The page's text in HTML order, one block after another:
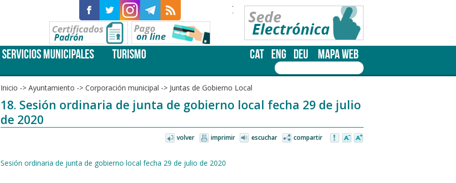
-
-
SERVICIOS MUNICIPALES TURISMO CAT ENG DEU MAPA WEB
Inicio -> Ayuntamiento -> Corporación municipal -> Juntas de Gobierno Local
18. Sesión ordinaria de junta de gobierno local fecha 29 de julio
de 2020
volver imprimir escuchar compartir
Sesión ordinaria de junta de gobierno local fecha 29 de julio de 2020